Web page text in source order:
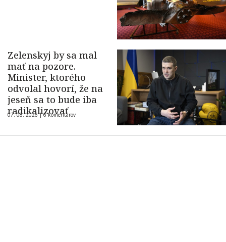
Zelenskyj by sa mal
mať na pozore.
Minister, ktorého
odvolal hovorí, že na
jeseň sa to bude iba
radikalizovať
07. 08. 2026 |6 komentárov